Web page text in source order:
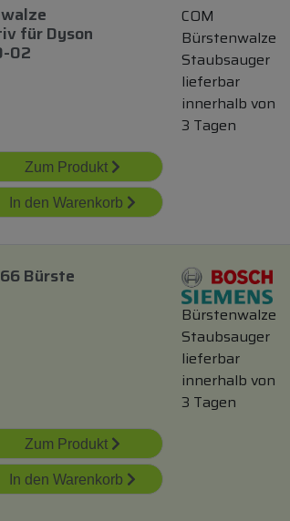
fürDyson
02
COM
Bürstenwalze
Staubsauger
lieferbar
innerhalb von
3 Tagen
Zum Produkt
In den Warenkorb
Bürste
Bürstenwalze
Staubsauger
lieferbar
innerhalb von
3 Tagen
Zum Produkt
In den Warenkorb